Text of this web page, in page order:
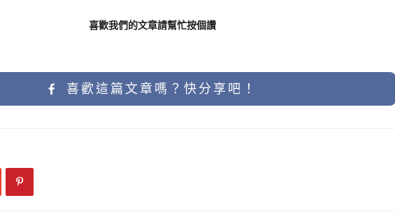
菸、有腦血管病變家族史或三高的危險因子，可以自費做
可快速恢復。
，他的第一個病患，就是透過這套檢查，發現了2顆動脈
康檢查」。
喜歡我們的文章請幫忙按個讚
喜歡這篇文章嗎？快分享吧！